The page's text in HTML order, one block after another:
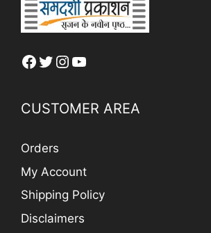
Facebook
Twitter
Instagram
YouTube
CUSTOMER AREA
Orders
My Account
Shipping Policy
Disclaimers